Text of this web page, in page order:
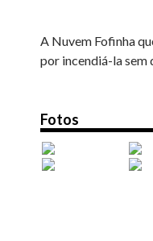
A Nuvem Fofinha
por incendiá-la sem
Fotos